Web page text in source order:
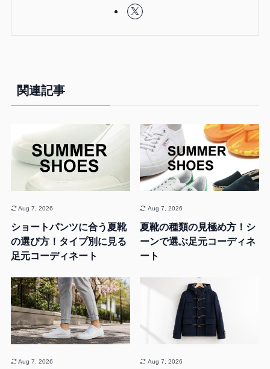
関連記事
ショートパンツに合う夏靴
の選び方！タイプ別に見る
足元コーディネート
Aug 7, 2026
夏靴の種類の見極め方！シ
ーンで選ぶ足元コーディネ
ート
Aug 7, 2026
Aug 7, 2026 Aug 7, 2026